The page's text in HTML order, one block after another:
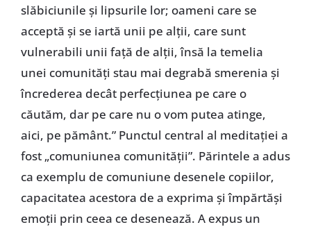
slăbiciunile și lipsurile lor; oameni care se
acceptă și se iartă unii pe alții, care sunt
vulnerabili unii față de alții, însă la temelia
unei comunități stau mai degrabă smerenia și
încrederea decât perfecțiunea pe care o
căutăm, dar pe care nu o vom putea atinge,
aici, pe pământ.” Punctul central al meditației a
fost „comuniunea comunității”. Părintele a adus
ca exemplu de comuniune desenele copiilor,
capacitatea acestora de a exprima și împărtăși
emoții prin ceea ce desenează. A expus un